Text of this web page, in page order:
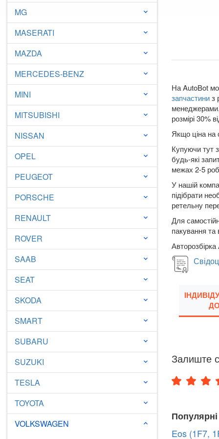
MG keyboard_arrow_down
MASERATI keyboard_arrow_down
MAZDA keyboard_arrow_down
MERCEDES-BENZ keyboard_arrow_down
MINI keyboard_arrow_down
MITSUBISHI keyboard_arrow_down
NISSAN keyboard_arrow_down
OPEL keyboard_arrow_down
PEUGEOT keyboard_arrow_down
PORSCHE keyboard_arrow_down
RENAULT keyboard_arrow_down
ROVER keyboard_arrow_down
SAAB keyboard_arrow_down
SEAT keyboard_arrow_down
SKODA keyboard_arrow_down
SMART keyboard_arrow_down
SUBARU keyboard_arrow_down
SUZUKI keyboard_arrow_down
TESLA keyboard_arrow_down
TOYOTA keyboard_arrow_down
VOLKSWAGEN keyboard_arrow_down
На AutoBot
запчастиниз
розмірі 30%
Якщо ціна на
Купуючи тут
будь-які
межах 2-5
У нашій
підібрати
ретельну
Для
пакування
Залиште
Eos (1F7,